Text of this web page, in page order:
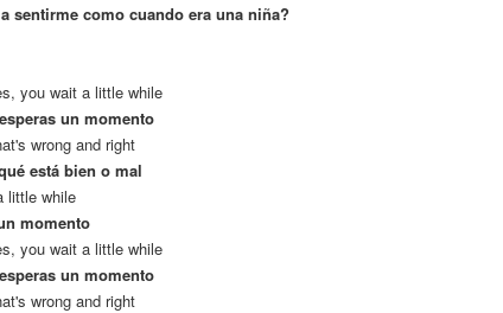
sentirme como cuando era una niña?
you wait a little while
un momento
wrong and right
está bien o mal
little while
momento
you wait a little while
un momento
wrong and right